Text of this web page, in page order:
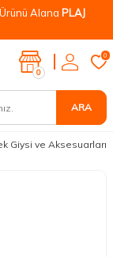
Alana PLAJ
ARA
0
0
Giysi ve Aksesuarları